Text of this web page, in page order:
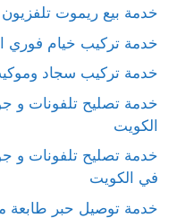
خدمة بيع ريموت
خدمة تركيب خيام فوري
خدمة تركيب سجاد
خدمة تصليح تلفونات و
الكويت
خدمة تصليح تلفونات و
في الكويت
خدمة توصيل حبر طابعة